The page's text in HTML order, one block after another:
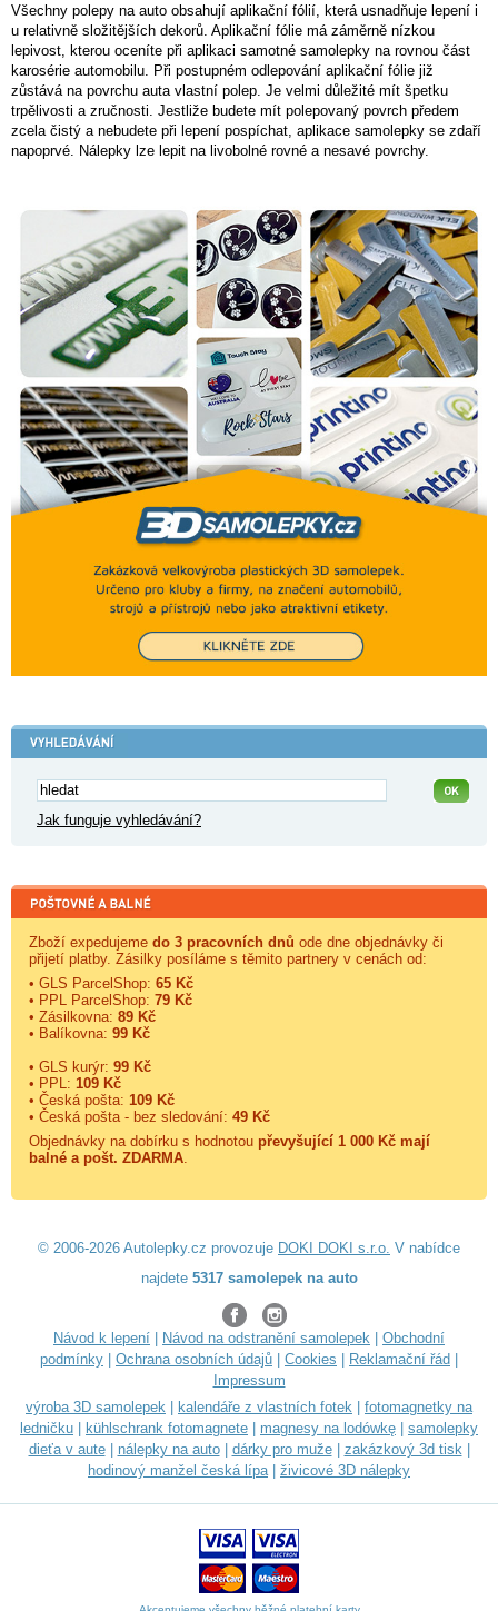
Všechny polepy na auto obsahují aplikační fólií, která usnadňuje lepení i
u relativně složitějších dekorů. Aplikační fólie má záměrně nízkou
lepivost, kterou oceníte při aplikaci samotné samolepky na rovnou část
karosérie automobilu. Při postupném odlepování aplikační fólie již
zůstává na povrchu auta vlastní polep. Je velmi důležité mít špetku
trpělivosti a zručnosti. Jestliže budete mít polepovaný povrch předem
zcela čistý a nebudete při lepení pospíchat, aplikace samolepky se zdaří
napoprvé. Nálepky lze lepit na livobolné rovné a nesavé povrchy.
Jak funguje vyhledávání?
Zboží expedujeme do 3 pracovních dnů ode dne objednávky či
přijetí platby. Zásilky posíláme s těmito partnery v cenách od:
• GLS ParcelShop: 65 Kč
• PPL ParcelShop: 79 Kč
• Zásilkovna: 89 Kč
• Balíkovna: 99 Kč
• GLS kurýr: 99 Kč
• PPL: 109 Kč
• Česká pošta: 109 Kč
• Česká pošta - bez sledování: 49 Kč
Objednávky na dobírku s hodnotou převyšující 1 000 Kč mají
balné a pošt. ZDARMA
© 2006-2026 Autolepky.cz provozuje DOKI DOKI s.r.o. V nabídce
najdete 5317 samolepek na auto
Návod k lepení Návod na odstranění samolepek
Obchodní
podmínky
Ochrana osobních údajů Cookies Reklamační řád
Impressum
výroba 3D samolepek
kalendáře z vlastních fotek
fotomagnetky na
ledničku
kühlschrank fotomagnete magnesy na lodówkę
samolepky
dieťa v aute| nálepky na auto| dárky pro muže| zakázkový 3d tisk|
hodinový manžel česká lípa| živicové 3D nálepky